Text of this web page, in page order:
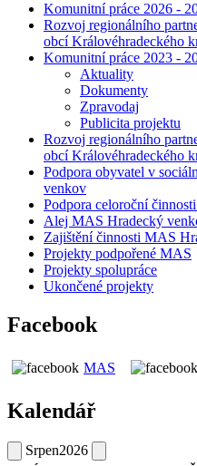
Komunitní práce 2026 -
Rozvoj regionálního
obcí Královéhradeckého
Komunitní práce 2023 -
Aktuality
Dokumenty
Zpravodaj
Publicita projektu
Rozvoj regionálního
obcí Královéhradeckého
Podpora obyvatel v
venkov
Podpora celoroční
Alej MAS Hradecký
Zajištění činnosti MAS
Projekty podpořené MAS
Projekty spolupráce
Ukončené projekty
Facebook
MAS
Kalendář
Srpen2026